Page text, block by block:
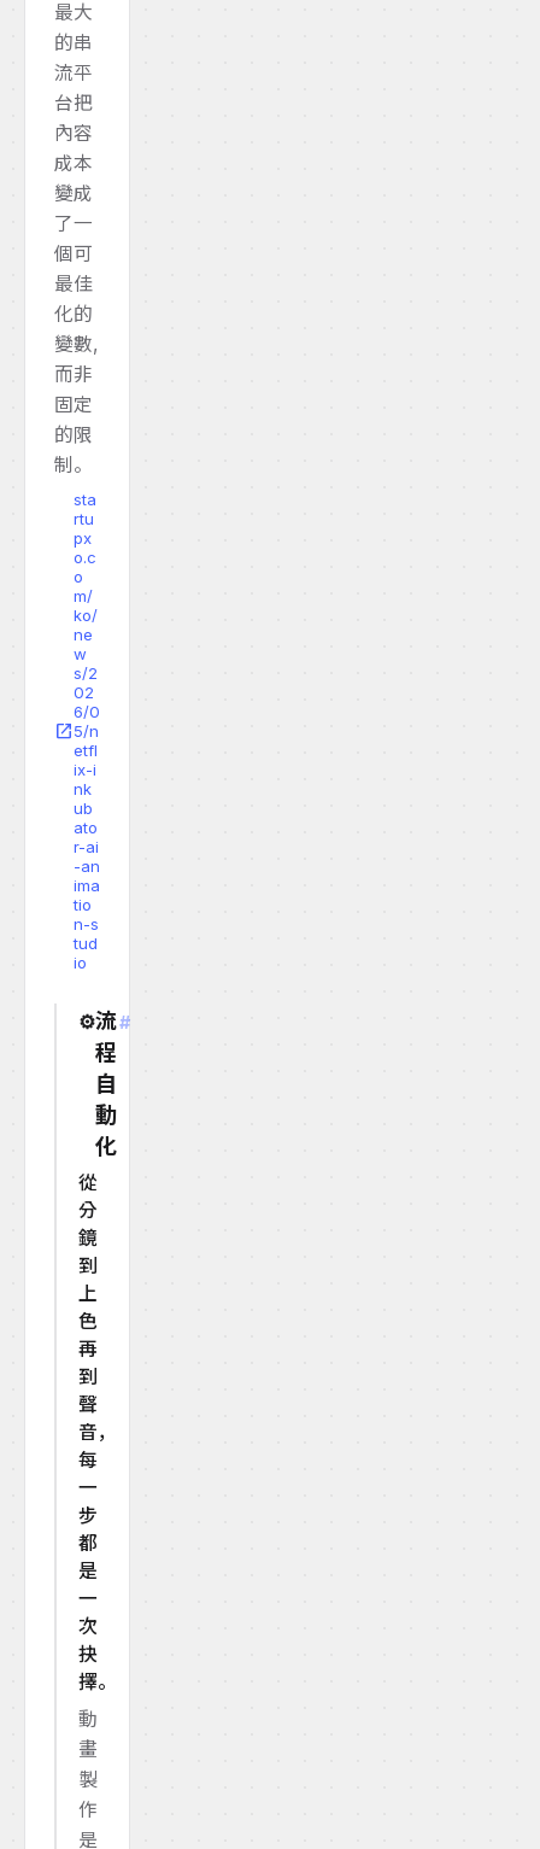
最大
的串
流平
台把
內容
成本
變成
了一
個可
最佳
化的
變數,
而非
固定
的限
制。
open_in_new
sta
rtu
px
o.c
o
m/
ko/
ne
w
s/2
02
6/0
5/n
etfl
ix-i
nk
ub
ato
r-ai
-an
ima
tio
n-s
tud
io
⚙️流
程
自
動
化
#
從
分
鏡
到
上
色
再
到
聲
音，
每
一
步
都
是
一
次
抉
擇。
動
畫
製
作
是